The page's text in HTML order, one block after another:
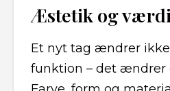
Æstetik og værdi
Et nyt tag ændrer
funktion – det ændrer